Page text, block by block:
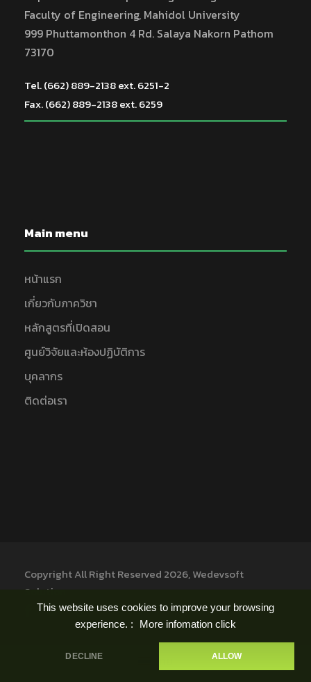
This website uses cookies to improve your browsing
experience. :
More infomation click
DECLINE ALLOW
Faculty of Engineering, Mahidol University
999 Phuttamonthon 4 Rd. Salaya Nakorn Pathom
73170
Tel. (662) 889-2138 ext. 6251-2
Fax. (662) 889-2138 ext. 6259
Main menu
หน้าแรก
เกี่ยวกับภาควิชา
หลักสูตรที่เปิดสอน
ศูนย์วิจัยและห้องปฏิบัติการ
บุคลากร
ติดต่อเรา
Copyright All Right Reserved 2026, Wedevsoft
Solution